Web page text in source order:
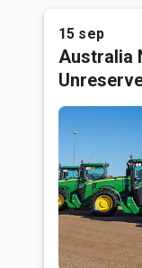
15 sep
Australia